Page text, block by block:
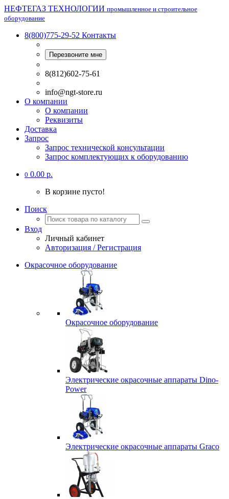
НЕФТЕГАЗ ТЕХНОЛОГИИ промышленное и строительное
оборудование
8(800)775-29-52 Контакты
Перезвоните мне
8(812)602-75-61
info@ngt-store.ru
О компании
О компании
Реквизиты
Доставка
Запрос
Запрос технической консультации
Запрос комплектующих к оборудованию
0 0.00 р.
В корзине пусто!
Поиск
Вход
Личный кабинет
Авторизация / Регистрация
Окрасочное оборудование
Окрасочное оборудование
Электрические окрасочные аппараты Dino-
Power
Электрические окрасочные аппараты Graco